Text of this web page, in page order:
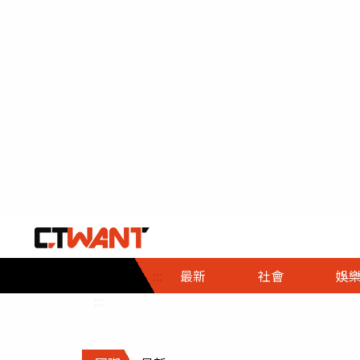
::: 最新 社會
社會首頁
時事
調查
娛樂
娛樂首頁
即時
財經首頁
熱線
政